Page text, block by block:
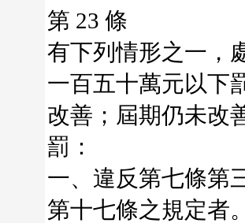
第 23 條
有下列情形之一，
一百五十萬元以下
改善；屆期仍未改
罰：
一、違反第七條第
第十七條之規定者